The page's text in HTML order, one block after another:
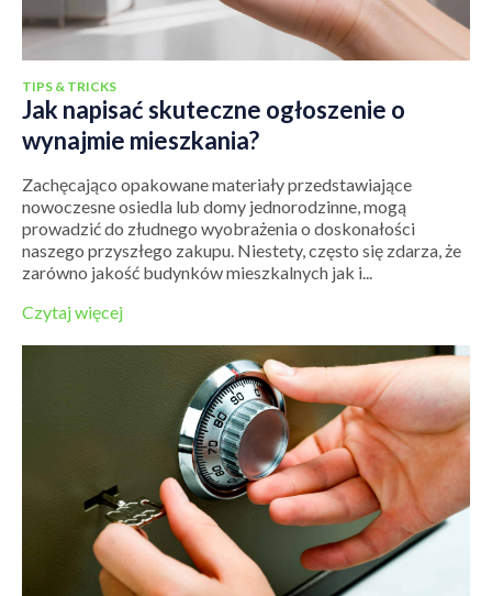
TIPS & TRICKS
Jak napisać skuteczne ogłoszenie o
wynajmie mieszkania?
Zachęcająco opakowane materiały przedstawiające
nowoczesne osiedla lub domy jednorodzinne, mogą
prowadzić do złudnego wyobrażenia o doskonałości
naszego przyszłego zakupu. Niestety, często się zdarza, że
zarówno jakość budynków mieszkalnych jak i...
Czytaj więcej